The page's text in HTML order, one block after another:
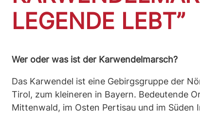
LEGENDE LEBT”
Wer oder was ist der Karwendelmarsch?
Das Karwendel ist eine Gebirgsgruppe der
Tirol, zum kleineren in Bayern. Bedeutende
Mittenwald, im Osten Pertisau und im